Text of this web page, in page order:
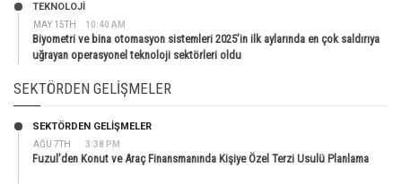
MAY 15TH 10:40 AM
TEKNOLOJİ
Biyometri ve bina otomasyon sistemleri 2025’in ilk aylarında en çok saldırıya
uğrayan operasyonel teknoloji sektörleri oldu
SEKTÖRDEN GELIŞMELER
AĞU 7TH 3:38 PM
SEKTÖRDEN GELIŞMELER
Fuzul’den Konut ve Araç Finansmanında Kişiye Özel Terzi Usulü Planlama